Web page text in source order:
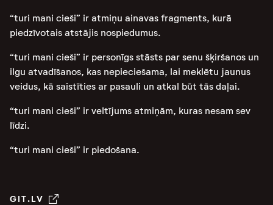
“turi mani cieši” ir atmiņu ainavas fragments, kurā
piedzīvotais atstājis nospiedumus.
“turi mani cieši” ir personīgs stāsts par senu šķiršanos un
ilgu atvadīšanos, kas nepieciešama, lai meklētu jaunus
veidus, kā saistīties ar pasauli un atkal būt tās daļai.
“turi mani cieši” ir veltījums atmiņām, kuras nesam sev
līdzi.
“turi mani cieši” ir piedošana.
GIT.LV